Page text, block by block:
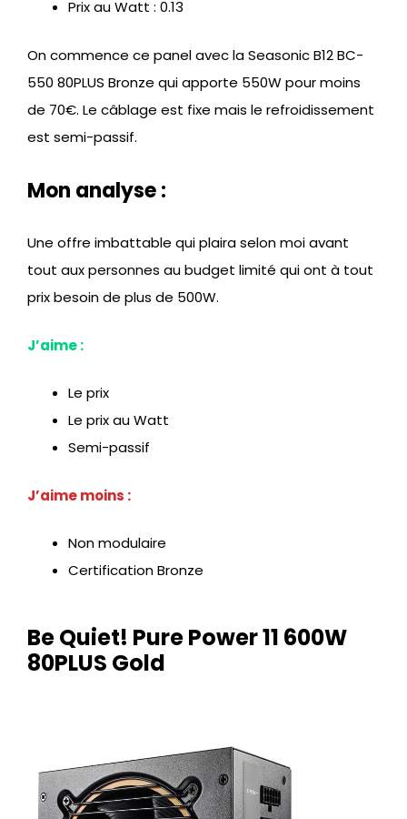
Prix au Watt : 0.13
On commence ce panel avec la Seasonic B12 BC-
550 80PLUS Bronze qui apporte 550W pour moins
de 70€. Le câblage est fixe mais le refroidissement
est semi-passif.
Mon analyse :
Une offre imbattable qui plaira selon moi avant
tout aux personnes au budget limité qui ont à tout
prix besoin de plus de 500W.
J’aime :
Le prix
Le prix au Watt
Semi-passif
J’aime moins :
Non modulaire
Certification Bronze
Be Quiet! Pure Power 11 600W
80PLUS Gold